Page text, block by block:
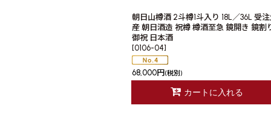
朝日山樽酒 2斗樽1斗入り 18L／36L 受
産 朝日酒造 祝樽 樽酒至急 鏡開き 鏡割
御祝 日本酒
[0106-04]
68,000円 (税別)
カートに入れる